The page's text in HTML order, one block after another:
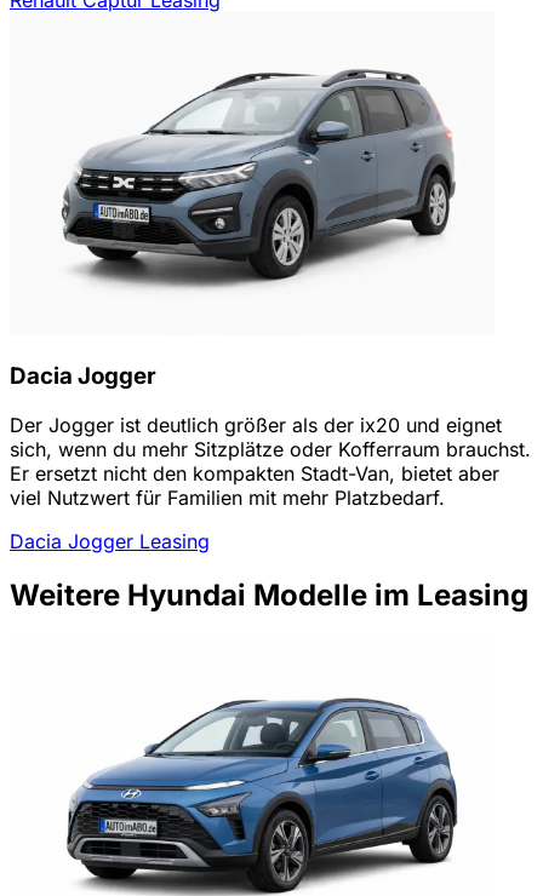
Dacia Jogger
Der Jogger ist deutlich größer als der ix20 und eignet
sich, wenn du mehr Sitzplätze oder Kofferraum brauchst.
Er ersetzt nicht den kompakten Stadt-Van, bietet aber
viel Nutzwert für Familien mit mehr Platzbedarf.
Dacia Jogger Leasing
Weitere Hyundai Modelle im Leasing